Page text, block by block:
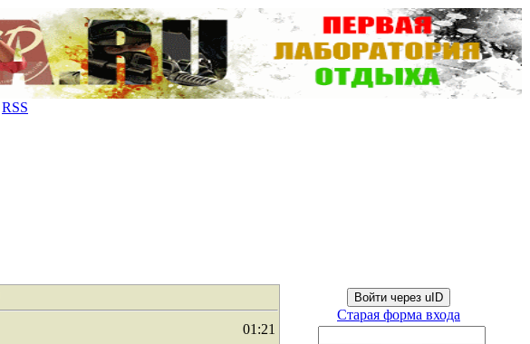
RSS
01:21
Войти через uID
Старая форма входа